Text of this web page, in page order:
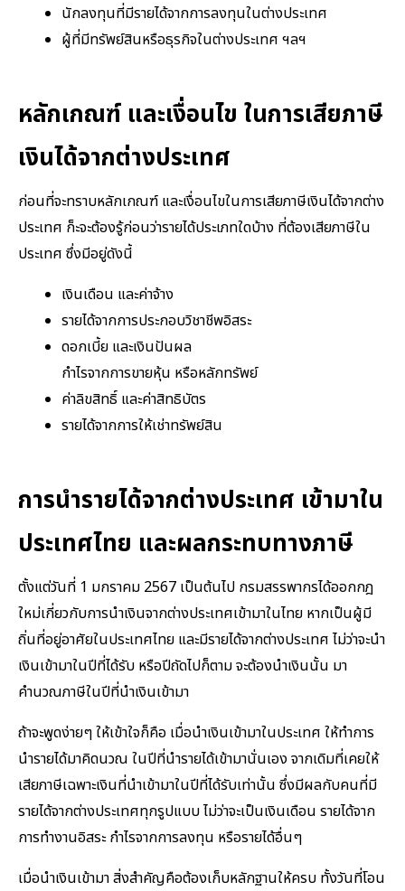
นักลงทุนที่มีรายได้จากการลงทุนในต่างประเทศ
ผู้ที่มีทรัพย์สินหรือธุรกิจในต่างประเทศ ฯลฯ
หลักเกณฑ์ และเงื่อนไข ในการเสียภาษี
เงินได้จากต่างประเทศ
ก่อนที่จะทราบหลักเกณฑ์ และเงื่อนไขในการเสียภาษีเงินได้จากต่าง
ประเทศ ก็ะจะต้องรู้ก่อนว่ารายได้ประเภทใดบ้าง ที่ต้องเสียภาษีใน
ประเทศ ซึ่งมีอยู่ดังนี้
เงินเดือน และค่าจ้าง
รายได้จากการประกอบวิชาชีพอิสระ
ดอกเบี้ย และเงินปันผล
กำไรจากการขายหุ้น หรือหลักทรัพย์
ค่าลิขสิทธิ์ และค่าสิทธิบัตร
รายได้จากการให้เช่าทรัพย์สิน
การนำรายได้จากต่างประเทศ เข้ามาใน
ประเทศไทย และผลกระทบทางภาษี
ตั้งแต่วันที่ 1 มกราคม 2567 เป็นต้นไป กรมสรรพากรได้ออกกฎ
ใหม่เกี่ยวกับการนำเงินจากต่างประเทศเข้ามาในไทย หากเป็นผู้มี
ถิ่นที่อยู่อาศัยในประเทศไทย และมีรายได้จากต่างประเทศ ไม่ว่าจะนำ
เงินเข้ามาในปีที่ได้รับ หรือปีถัดไปก็ตาม จะต้องนำเงินนั้น มา
คำนวณภาษีในปีที่นำเงินเข้ามา
ถ้าจะพูดง่ายๆ ให้เข้าใจก็คือ เมื่อนำเงินเข้ามาในประเทศ ให้ทำการ
นำรายได้มาคิดนวณ ในปีที่นำรายได้เข้ามานั่นเอง จากเดิมที่เคยให้
เสียภาษีเฉพาะเงินที่นำเข้ามาในปีที่ได้รับเท่านั้น ซึ่งมีผลกับคนที่มี
รายได้จากต่างประเทศทุกรูปแบบ ไม่ว่าจะเป็นเงินเดือน รายได้จาก
การทำงานอิสระ กำไรจากการลงทุน หรือรายได้อื่นๆ
เมื่อนำเงินเข้ามา สิ่งสำคัญคือต้องเก็บหลักฐานให้ครบ ทั้งวันที่โอน